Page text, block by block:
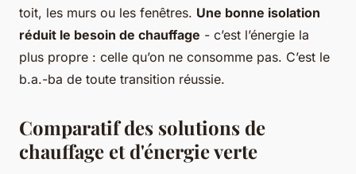
toit, les murs ou les fenêtres. Une bonne isolation
réduit le besoin de chauffage - c’est l’énergie la
plus propre : celle qu’on ne consomme pas. C’est le
b.a.-ba de toute transition réussie.
Comparatif des solutions de
chauffage et d'énergie verte